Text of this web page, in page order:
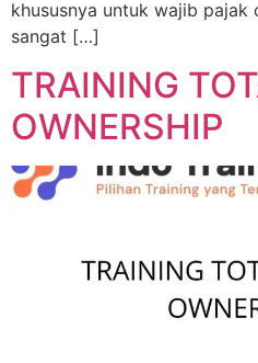
khususnya untuk wajib pajak
sangat […]
TRAINING
OWNERSHIP